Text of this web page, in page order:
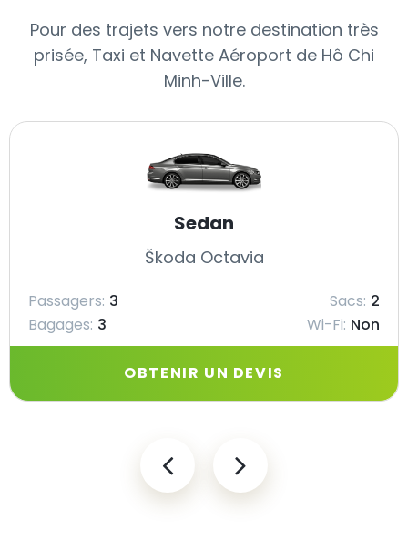
Pour des trajets vers notre destination très
prisée, Taxi et Navette Aéroport de Hô Chi
Minh-Ville.
Sedan
Škoda Octavia
Passagers: 3 Sacs: 2
Bagages: 3 Wi-Fi: Non
OBTENIR UN DEVIS